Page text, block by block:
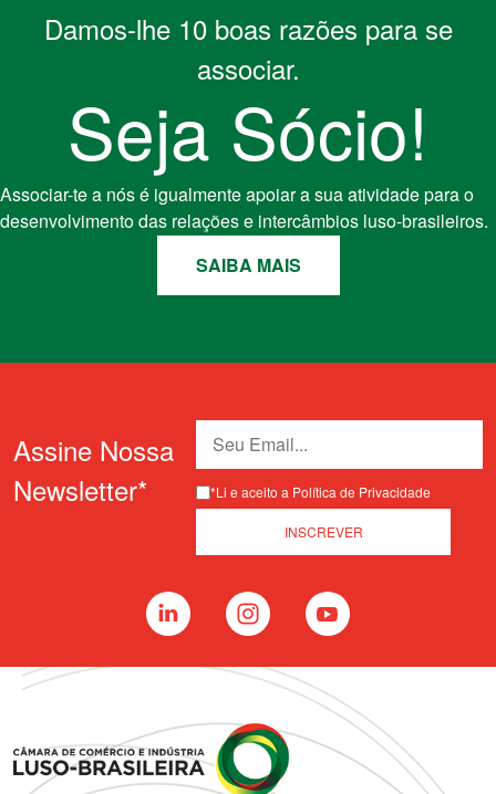
Damos-lhe 10 boas razões para se
associar.
Seja Sócio!
Associar-te a nós é igualmente apoiar a sua atividade para o
desenvolvimento das relações e intercâmbios luso-brasileiros.
SAIBA MAIS
Assine Nossa
Newsletter*
*Li e aceito a Política de Privacidade